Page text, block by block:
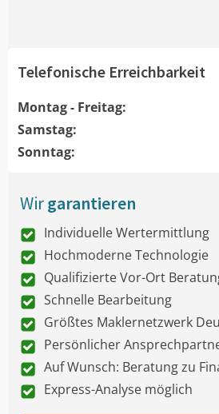
Telefonische Erreichbarkeit
Montag - Freitag:
Samstag:
Sonntag:
Wirgarantieren
Individuelle Wertermittlung
Hochmoderne Technologie
Qualifizierte Vor-Ort
Schnelle Bearbeitung
Größtes Maklernetzwerk
Persönlicher
Auf Wunsch: Beratung zu
Express-Analyse möglich